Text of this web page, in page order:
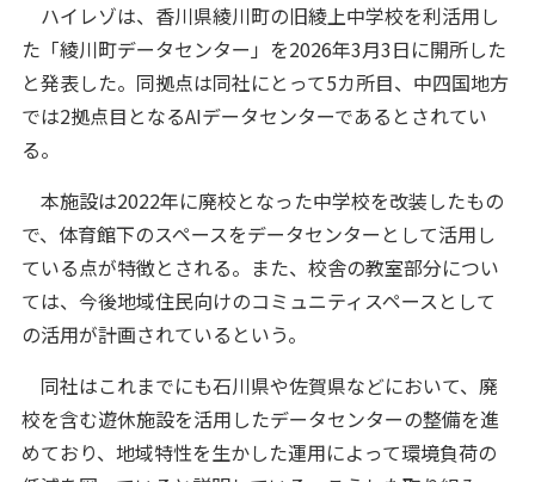
ハイレゾは、香川県綾川町の旧綾上中学校を利活用し
た「綾川町データセンター」を2026年3月3日に開所した
と発表した。同拠点は同社にとって5カ所目、中四国地方
では2拠点目となるAIデータセンターであるとされてい
る。
本施設は2022年に廃校となった中学校を改装したもの
で、体育館下のスペースをデータセンターとして活用し
ている点が特徴とされる。また、校舎の教室部分につい
ては、今後地域住民向けのコミュニティスペースとして
の活用が計画されているという。
同社はこれまでにも石川県や佐賀県などにおいて、廃
校を含む遊休施設を活用したデータセンターの整備を進
めており、地域特性を生かした運用によって環境負荷の